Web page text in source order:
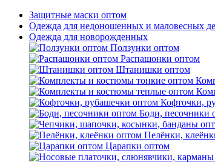
Защитные маски оптом
Одежда для недоношенных и маловесных
Одежда для новорожденных
Ползунки оптом
Распашонки оптом
Штанишки оптом
Кофточки,
Боди, песочники
Пелёнки,
Царапки оптом